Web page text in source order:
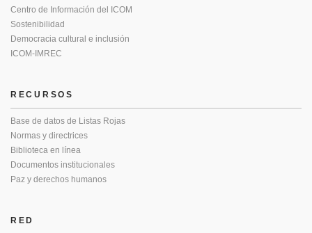
Centro de Información del ICOM
Sostenibilidad
Democracia cultural e inclusión
ICOM-IMREC
RECURSOS
Base de datos de Listas Rojas
Normas y directrices
Biblioteca en línea
Documentos institucionales
Paz y derechos humanos
RED